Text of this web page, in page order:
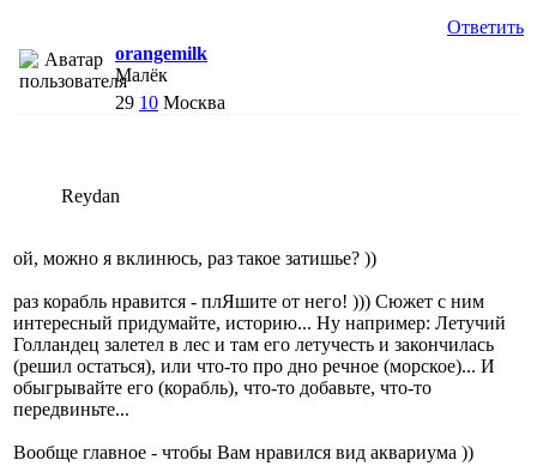
Ответить
orangemilk
Малёк
29 10 Москва
Reydan
ой, можно я вклинюсь, раз такое затишье? ))
раз корабль нравится - плЯшите от него! ))) Сюжет с ним
интересный придумайте, историю... Ну например: Летучий
Голландец залетел в лес и там его летучесть и закончилась
(решил остаться), или что-то про дно речное (морское)... И
обыгрывайте его (корабль), что-то добавьте, что-то
передвиньте...
Вообще главное - чтобы Вам нравился вид аквариума ))